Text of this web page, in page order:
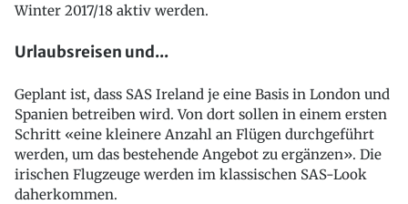
Winter 2017/18 aktiv werden.
Urlaubsreisen und...
Geplant ist, dass SAS Ireland je eine Basis in London und
Spanien betreiben wird. Von dort sollen in einem ersten
Schritt «eine kleinere Anzahl an Flügen durchgeführt
werden, um das bestehende Angebot zu ergänzen». Die
irischen Flugzeuge werden im klassischen SAS-Look
daherkommen.